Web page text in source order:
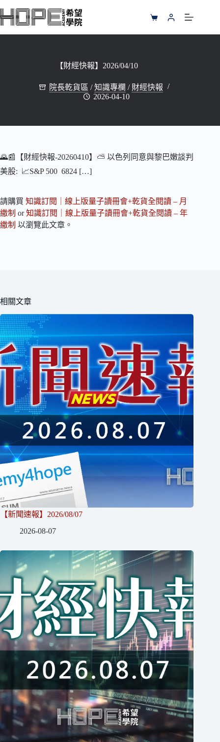
至
購
物
【財經快報】2026/04/10
院長乾貨區 /知識專欄 / 財經快報
2026-04-10
🌄📰【財經快報-20260410】⛅️ 以色列同意與黎巴嫩談判
美股: 📈S&P 500 6824 […]
請購買 知識訂閱｜線上版量子讀冊會+乾貨全閱讀 – 月
繳制 or知識訂閱｜線上版量子讀冊會+乾貨全閱讀 – 年
繳制 以瀏覽此文章。
相關文章
【新聞速報】2026/08/07
2026-08-07